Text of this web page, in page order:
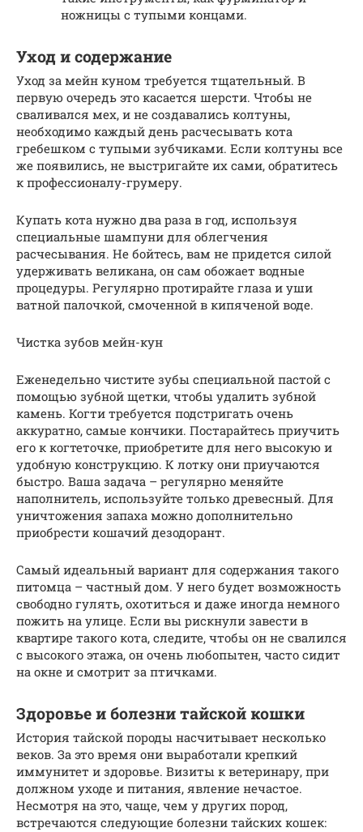
ножницы с тупыми концами.
Уход и содержание
Уход за мейн куном требуется тщательный. В
первую очередь это касается шерсти. Чтобы не
сваливался мех, и не создавались колтуны,
необходимо каждый день расчесывать кота
гребешком с тупыми зубчиками. Если колтуны все
же появились, не выстригайте их сами, обратитесь
к профессионалу-грумеру.
Купать кота нужно два раза в год, используя
специальные шампуни для облегчения
расчесывания. Не бойтесь, вам не придется силой
удерживать великана, он сам обожает водные
процедуры. Регулярно протирайте глаза и уши
ватной палочкой, смоченной в кипяченой воде.
Чистка зубов мейн-кун
Еженедельно чистите зубы специальной пастой с
помощью зубной щетки, чтобы удалить зубной
камень. Когти требуется подстригать очень
аккуратно, самые кончики. Постарайтесь приучить
его к когтеточке, приобретите для него высокую и
удобную конструкцию. К лотку они приучаются
быстро. Ваша задача – регулярно меняйте
наполнитель, используйте только древесный. Для
уничтожения запаха можно дополнительно
приобрести кошачий дезодорант.
Самый идеальный вариант для содержания такого
питомца – частный дом. У него будет возможность
свободно гулять, охотиться и даже иногда немного
пожить на улице. Если вы рискнули завести в
квартире такого кота, следите, чтобы он не свалился
с высокого этажа, он очень любопытен, часто сидит
на окне и смотрит за птичками.
Здоровье и болезни тайской кошки
История тайской породы насчитывает несколько
веков. За это время они выработали крепкий
иммунитет и здоровье. Визиты к ветеринару, при
должном уходе и питания, явление нечастое.
Несмотря на это, чаще, чем у других пород,
встречаются следующие болезни тайских кошек: